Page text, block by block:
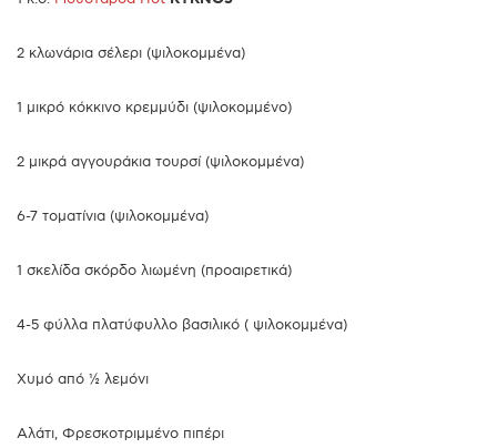
2 κλωνάρια σέλερι (ψιλοκομμένα)
1 μικρό κόκκινο κρεμμύδι (ψιλοκομμένο)
2 μικρά αγγουράκια τουρσί (ψιλοκομμένα)
6-7 τοματίνια (ψιλοκομμένα)
1 σκελίδα σκόρδο λιωμένη (προαιρετικά)
4-5 φύλλα πλατύφυλλο βασιλικό ( ψιλοκομμένα)
Χυμό από ½ λεμόνι
Αλάτι, Φρεσκοτριμμένο πιπέρι